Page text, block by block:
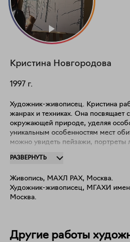
Кристина Новгородова
1997 г.
Художник-живописец. Кристина
жанрах и техниках. Она посвящает
окружающей природе, уделяя
уникальным особенностям мест
можно увидеть пейзажи, портреты
графики и текстильной вышивки.
Московского Союза Художников.
РАЗВЕРНУТЬ
Живопись, МАХЛ РАХ, Москва.
Художник-живописец, МГАХИ
Москва.
Другие работы